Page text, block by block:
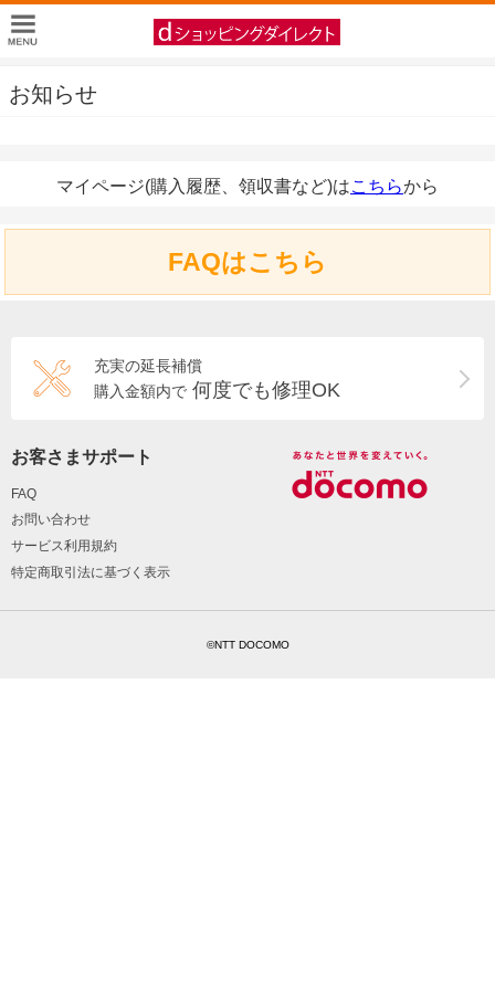
お知らせ
マイページ(購入履歴、領収書など)はこちらから
FAQはこちら
充実の延長補償
購入金額内で 何度でも修理OK
お客さまサポート
FAQ
お問い合わせ
サービス利用規約
特定商取引法に基づく表示
©NTT DOCOMO